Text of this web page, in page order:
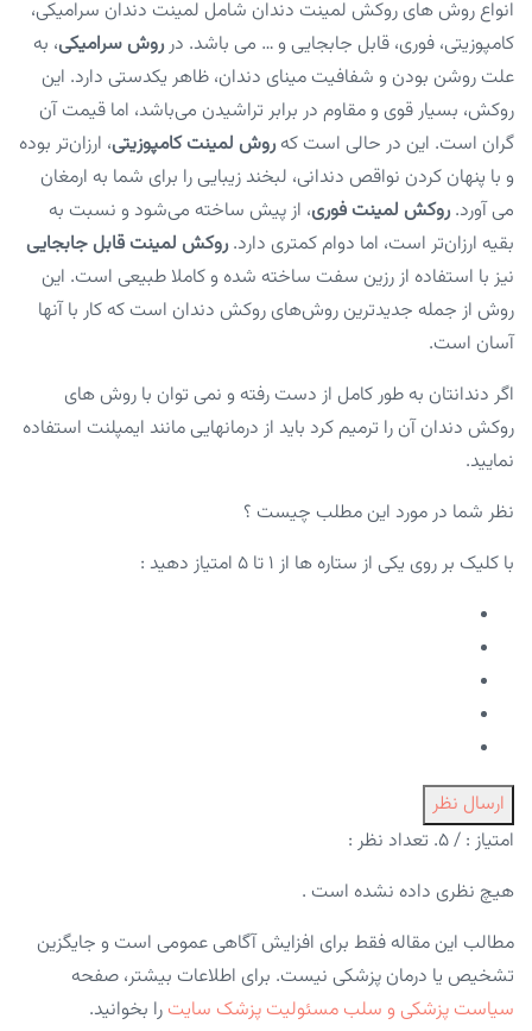
انواع روش های روکش لمینت دندان شامل لمینت دندان سرامیکی،
کامپوزیتی، فوری، قابل جابجایی و … می باشد. درروش سرامیکی، به
علت روشن بودن و شفافیت مینای دندان، ظاهر یکدستی دارد. این
روکش، بسیار قوی و مقاوم در برابر تراشیدن می‌باشد، اما قیمت آن
گران است. این در حالی است کهروش لمینت کامپوزیتی، ارزان‌تر بوده
و با پنهان کردن نواقص دندانی، لبخند زیبایی را برای شما به ارمغان
می آورد.روکش لمینت فوری، از پیش ساخته می‌شود و نسبت به
بقیه ارزان‌تر است، اما دوام کمتری دارد.روکش لمینت قابل جابجایی
نیز با استفاده از رزین سفت ساخته شده و کاملا طبیعی است. این
روش از جمله جدیدترین روش‌های روکش دندان است که کار با آنها
آسان است.
اگر دندانتان به طور کامل از دست رفته و نمی توان با روش های
روکش دندان آن را ترمیم کرد باید از درمانهایی مانند ایمپلنت استفاده
نمایید.
نظر شما در مورد این مطلب چیست ؟
با کلیک بر روی یکی از ستاره ها از ۱ تا ۵ امتیاز دهید :
ارسال نظر
امتیاز : / ۵. تعداد نظر :
هیچ نظری داده نشده است .
مطالب این مقاله فقط برای افزایش آگاهی عمومی است و جایگزین
تشخیص یا درمان پزشکی نیست. برای اطلاعات بیشتر، صفحه
سیاست پزشکی و سلب مسئولیت پزشک سایت را بخوانید.